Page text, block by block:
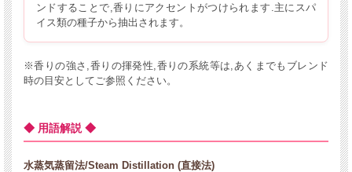
ンドすることで,香りにアクセントがつけられます.主にスパ
イス類の種子から抽出されます。
※香りの強さ,香りの揮発性,香りの系統等は,あくまでもブレンド
時の目安としてご参照ください。
◆ 用語解説 ◆
水蒸気蒸留法/Steam Distillation (直接法)